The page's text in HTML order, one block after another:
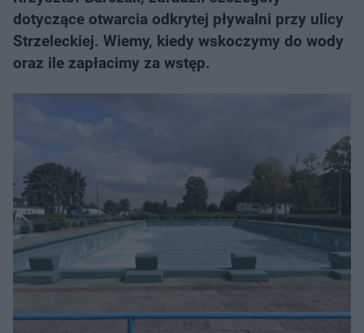
dotyczące otwarcia odkrytej pływalni przy ulicy
Strzeleckiej. Wiemy, kiedy wskoczymy do wody
oraz ile zapłacimy za wstęp.